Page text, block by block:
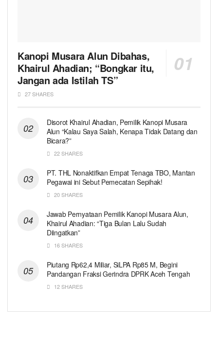
Kanopi Musara Alun Dibahas,
Khairul Ahadian; “Bongkar itu,
Jangan ada Istilah TS”
27 SHARES
Disorot Khairul Ahadian, Pemilik Kanopi Musara
Alun “Kalau Saya Salah, Kenapa Tidak Datang dan
Bicara?”
22 SHARES
PT. THL Nonaktifkan Empat Tenaga TBO, Mantan
Pegawai ini Sebut Pemecatan Sepihak!
20 SHARES
Jawab Pernyataan Pemilik Kanopi Musara Alun,
Khairul Ahadian: “Tiga Bulan Lalu Sudah
Diingatkan”
16 SHARES
Piutang Rp62,4 Miliar, SiLPA Rp85 M, Begini
Pandangan Fraksi Gerindra DPRK Aceh Tengah
12 SHARES